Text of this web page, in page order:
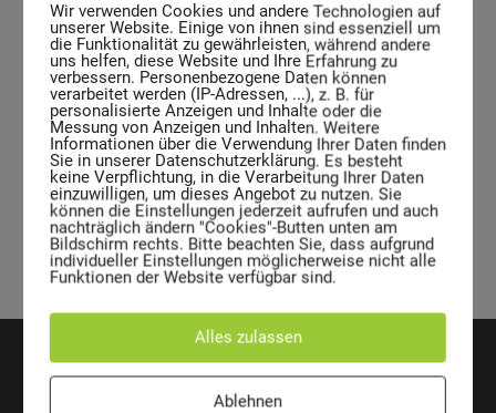
Wir verwenden Cookies und andere Technologien auf
unserer Website. Einige von ihnen sind essenziell um
die Funktionalität zu gewährleisten, während andere
uns helfen, diese Website und Ihre Erfahrung zu
verbessern. Personenbezogene Daten können
verarbeitet werden (IP-Adressen, ...), z. B. für
personalisierte Anzeigen und Inhalte oder die
Messung von Anzeigen und Inhalten. Weitere
Informationen über die Verwendung Ihrer Daten finden
Sie in unserer Datenschutzerklärung. Es besteht
keine Verpflichtung, in die Verarbeitung Ihrer Daten
einzuwilligen, um dieses Angebot zu nutzen. Sie
können die Einstellungen jederzeit aufrufen und auch
nachträglich ändern "Cookies"-Butten unten am
Bildschirm rechts. Bitte beachten Sie, dass aufgrund
individueller Einstellungen möglicherweise nicht alle
Funktionen der Website verfügbar sind.
Alles zulassen
Ablehnen